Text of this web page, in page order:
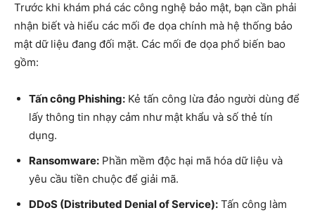
Trước khi khám phá các công nghệ bảo mật, bạn cần phải
nhận biết và hiểu các mối đe dọa chính mà hệ thống bảo
mật dữ liệu đang đối mặt. Các mối đe dọa phổ biến bao
gồm:
Tấn công Phishing: Kẻ tấn công lừa đảo người dùng để
lấy thông tin nhạy cảm như mật khẩu và số thẻ tín
dụng.
Ransomware: Phần mềm độc hại mã hóa dữ liệu và
yêu cầu tiền chuộc để giải mã.
DDoS (Distributed Denial of Service): Tấn công làm